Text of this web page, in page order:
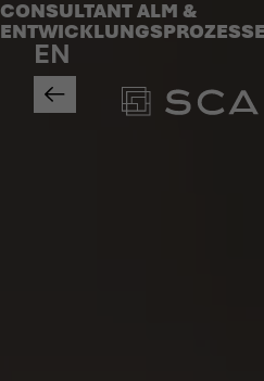
>
EN
Jobs
CONSULTANT ALM &